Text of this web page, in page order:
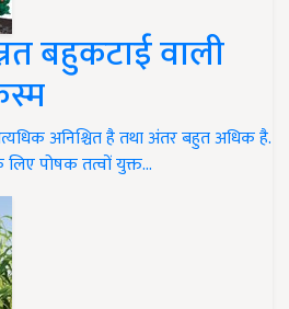
बहुकटाई वाली
अनिश्चित है तथा अंतर बहुत अधिक है.
पोषक तत्वों युक्त…